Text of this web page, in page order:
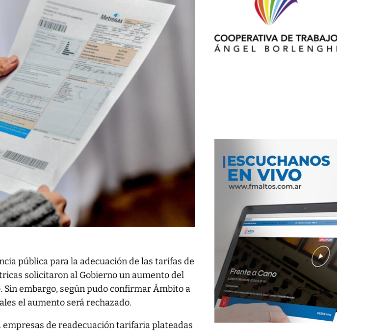
pública para la adecuación de las tarifas de
solicitaron al Gobierno un aumento del
Sin embargo, según pudo confirmar Ámbito a
el aumento será rechazado.
de readecuación tarifaria plateadas